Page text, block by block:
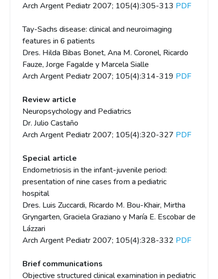
Arch Argent Pediatr 2007; 105(4):305-313 PDF
Tay-Sachs disease: clinical and neuroimaging
features in 6 patients
Dres. Hilda Bibas Bonet, Ana M. Coronel, Ricardo
Fauze, Jorge Fagalde y Marcela Sialle
Arch Argent Pediatr 2007; 105(4):314-319 PDF
Review article
Neuropsychology and Pediatrics
Dr. Julio Castaño
Arch Argent Pediatr 2007; 105(4):320-327 PDF
Special article
Endometriosis in the infant-juvenile period:
presentation of nine cases from a pediatric
hospital
Dres. Luis Zuccardi, Ricardo M. Bou-Khair, Mirtha
Gryngarten, Graciela Graziano y María E. Escobar de
Lázzari
Arch Argent Pediatr 2007; 105(4):328-332 PDF
Brief communications
Objective structured clinical examination in pediatric